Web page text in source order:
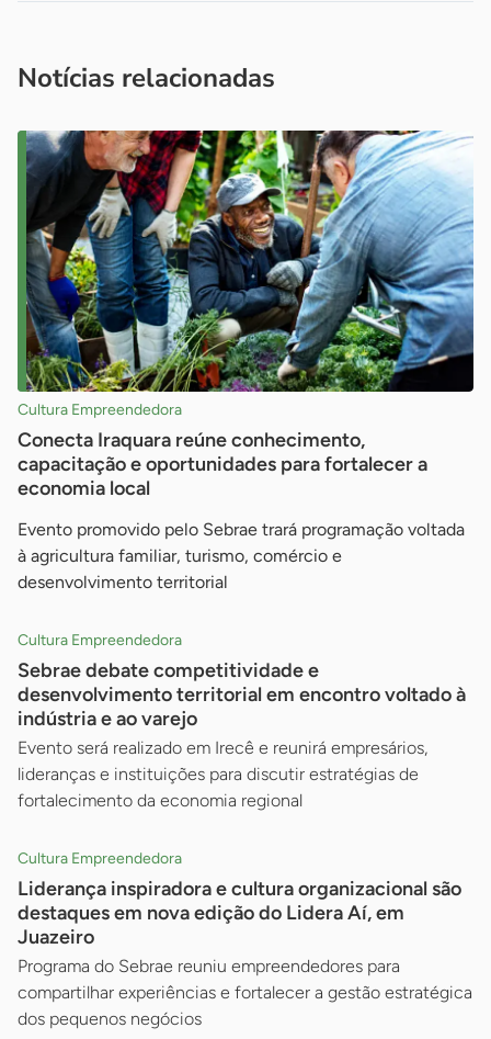
Notícias relacionadas
Cultura Empreendedora
Conecta Iraquara reúne conhecimento,
capacitação e oportunidades para fortalecer a
economia local
Evento promovido pelo Sebrae trará programação voltada
à agricultura familiar, turismo, comércio e
desenvolvimento territorial
Cultura Empreendedora
Sebrae debate competitividade e
desenvolvimento territorial em encontro voltado à
indústria e ao varejo
Evento será realizado em Irecê e reunirá empresários,
lideranças e instituições para discutir estratégias de
fortalecimento da economia regional
Cultura Empreendedora
Liderança inspiradora e cultura organizacional são
destaques em nova edição do Lidera Aí, em
Juazeiro
Programa do Sebrae reuniu empreendedores para
compartilhar experiências e fortalecer a gestão estratégica
dos pequenos negócios